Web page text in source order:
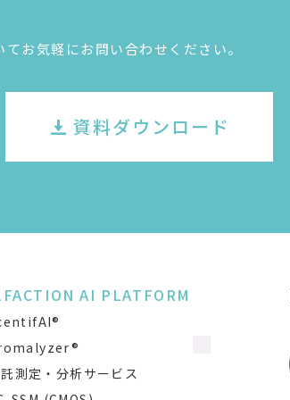
お気軽にお問い合わせください。
資料ダウンロード
AI PLATFORM
測定・分析サービス